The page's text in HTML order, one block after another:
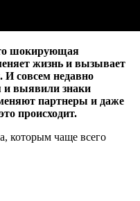
шокирующая
жизнь и вызывает
И совсем недавно
и выявили знаки
партнеры и даже
происходит.
которым чаще всего